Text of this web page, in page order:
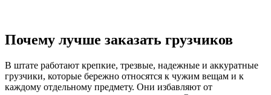
Почему лучше заказать грузчиков
В штате работают крепкие, трезвые, надежные и аккуратные
грузчики, которые бережно относятся к чужим вещам и к
каждому отдельному предмету. Они избавляют от